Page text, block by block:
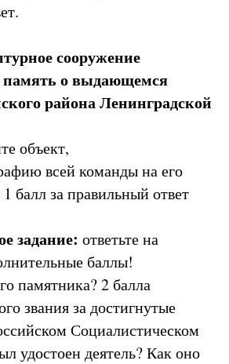
сооружение
память о выдающемся
района Ленинградской
объект,
всей команды на его
балл за правильный ответ
задание: ответьте на
баллы!
памятника? 2 балла
звания за достигнутые
Социалистическом
удостоен деятель? Как оно